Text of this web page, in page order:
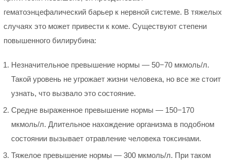
гематоэнцефалический барьер к нервной системе. В тяжелых
случаях это может привести к коме. Существуют степени
повышенного билирубина:
Незначительное превышение нормы — 50−70 мкмоль/л.
Такой уровень не угрожает жизни человека, но все же стоит
узнать, что вызвало это состояние.
Средне выраженное превышение нормы — 150−170
мкмоль/л. Длительное нахождение организма в подобном
состоянии вызывает отравление человека токсинами.
Тяжелое превышение нормы — 300 мкмоль/л. При таком